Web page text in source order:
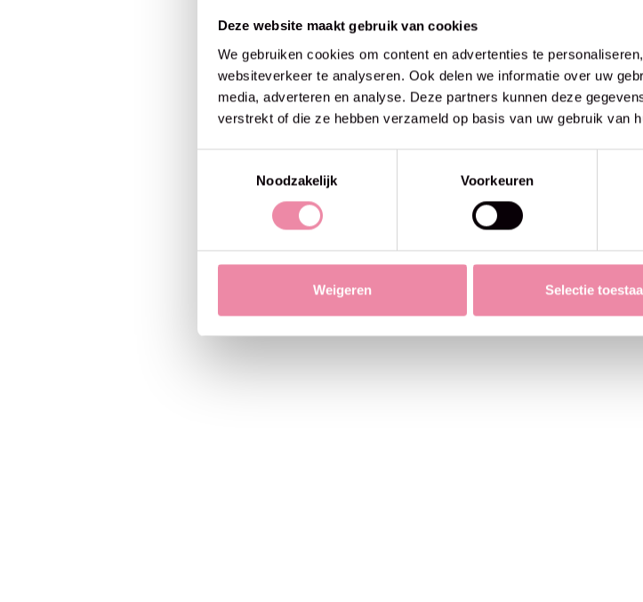
Deze website maakt gebruik van cookies
We gebruiken cookies om content en advertenties te
websiteverkeer te analyseren. Ook delen we informatie over uw
media, adverteren en analyse. Deze partners kunnen deze
verstrekt of die ze hebben verzameld op basis van uw gebruik van
Noodzakelijk
Voorkeuren
Weigeren Selectie